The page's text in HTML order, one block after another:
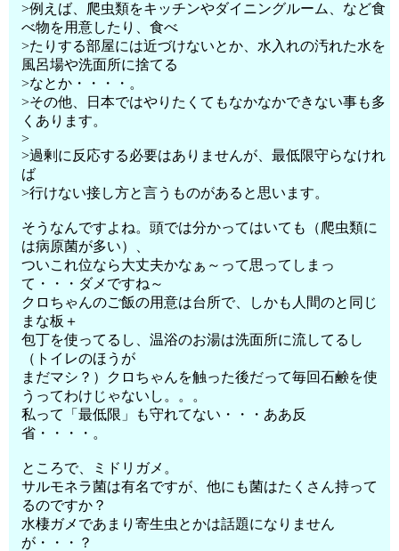
>例えば、爬虫類をキッチンやダイニングルーム、など食
べ物を用意したり、食べ
>たりする部屋には近づけないとか、水入れの汚れた水を
風呂場や洗面所に捨てる
>なとか・・・・。
>その他、日本ではやりたくてもなかなかできない事も多
くあります。
>
>過剰に反応する必要はありませんが、最低限守らなけれ
ば
>行けない接し方と言うものがあると思います。
そうなんですよね。頭では分かってはいても（爬虫類に
は病原菌が多い）、
ついこれ位なら大丈夫かなぁ～って思ってしまっ
て・・・ダメですね～
クロちゃんのご飯の用意は台所で、しかも人間のと同じ
まな板＋
包丁を使ってるし、温浴のお湯は洗面所に流してるし
（トイレのほうが
まだマシ？）クロちゃんを触った後だって毎回石鹸を使
うってわけじゃないし。。。
私って「最低限」も守れてない・・・ああ反
省・・・・。
ところで、ミドリガメ。
サルモネラ菌は有名ですが、他にも菌はたくさん持って
るのですか？
水棲ガメであまり寄生虫とかは話題になりません
が・・・？